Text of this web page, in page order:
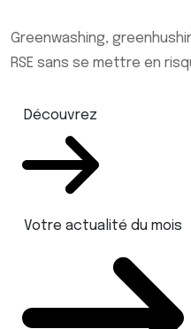
Greenwashing,
RSE sans se mettre en
Découvrez
Votre actualité du mois